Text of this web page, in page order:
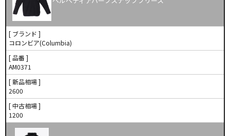
[ ブランド ]
コロンビア(Columbia)
[ 品番 ]
AM0371
[ 新品相場 ]
2600
[ 中古相場 ]
1200